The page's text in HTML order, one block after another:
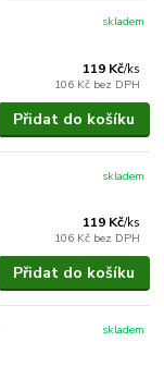
119 Kč/ks
106 Kč bez DPH
skladem
Přidat do košíku
119 Kč/ks
106 Kč bez DPH
skladem
Přidat do košíku
skladem